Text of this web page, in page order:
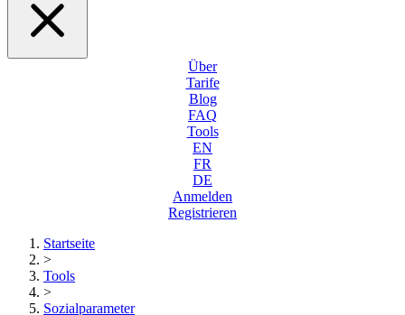
Über
Tarife
Blog
FAQ
Tools
EN
FR
DE
Anmelden
Registrieren
Startseite
>
Tools
>
Sozialparameter